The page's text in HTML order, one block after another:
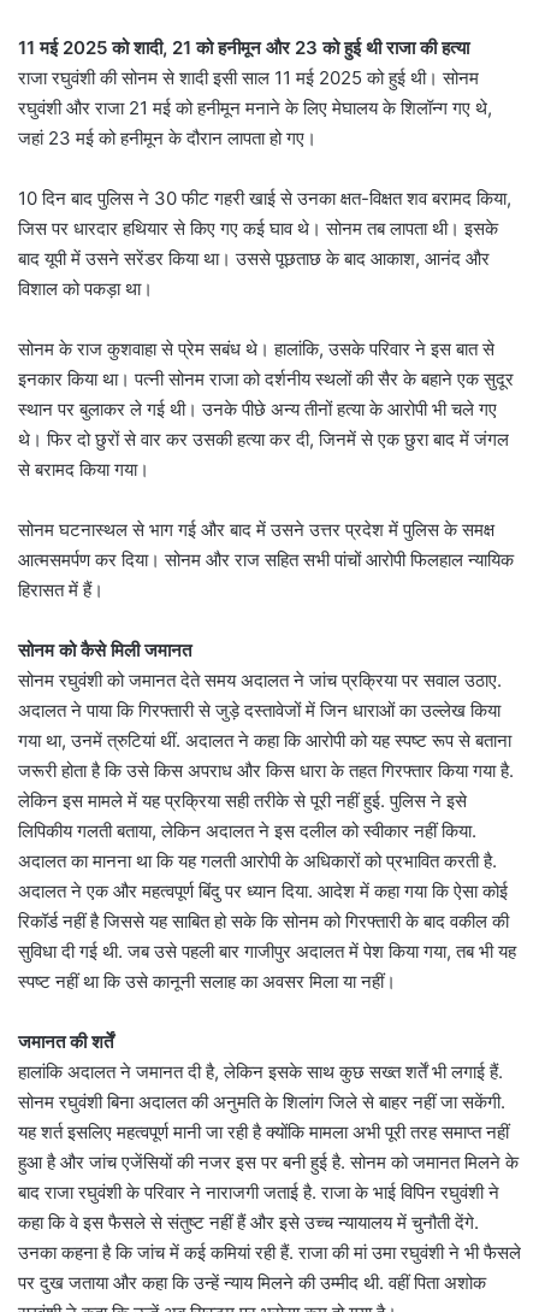
11 मई 2025 को शादी, 21 को हनीमून और 23 को हुई थी राजा की हत्या
राजा रघुवंशी की सोनम से शादी इसी साल 11 मई 2025 को हुई थी। सोनम
रघुवंशी और राजा 21 मई को हनीमून मनाने के लिए मेघालय के शिलॉन्ग गए थे,
जहां 23 मई को हनीमून के दौरान लापता हो गए।
10 दिन बाद पुलिस ने 30 फीट गहरी खाई से उनका क्षत-विक्षत शव बरामद किया,
जिस पर धारदार हथियार से किए गए कई घाव थे। सोनम तब लापता थी। इसके
बाद यूपी में उसने सरेंडर किया था। उससे पूछताछ के बाद आकाश, आनंद और
विशाल को पकड़ा था।
सोनम के राज कुशवाहा से प्रेम सबंध थे। हालांकि, उसके परिवार ने इस बात से
इनकार किया था। पत्नी सोनम राजा को दर्शनीय स्थलों की सैर के बहाने एक सुदूर
स्थान पर बुलाकर ले गई थी। उनके पीछे अन्य तीनों हत्या के आरोपी भी चले गए
थे। फिर दो छुरों से वार कर उसकी हत्या कर दी, जिनमें से एक छुरा बाद में जंगल
से बरामद किया गया।
सोनम घटनास्थल से भाग गई और बाद में उसने उत्तर प्रदेश में पुलिस के समक्ष
आत्मसमर्पण कर दिया। सोनम और राज सहित सभी पांचों आरोपी फिलहाल न्यायिक
हिरासत में हैं।
सोनम को कैसे मिली जमानत
सोनम रघुवंशी को जमानत देते समय अदालत ने जांच प्रक्रिया पर सवाल उठाए.
अदालत ने पाया कि गिरफ्तारी से जुड़े दस्तावेजों में जिन धाराओं का उल्लेख किया
गया था, उनमें त्रुटियां थीं. अदालत ने कहा कि आरोपी को यह स्पष्ट रूप से बताना
जरूरी होता है कि उसे किस अपराध और किस धारा के तहत गिरफ्तार किया गया है.
लेकिन इस मामले में यह प्रक्रिया सही तरीके से पूरी नहीं हुई. पुलिस ने इसे
लिपिकीय गलती बताया, लेकिन अदालत ने इस दलील को स्वीकार नहीं किया.
अदालत का मानना था कि यह गलती आरोपी के अधिकारों को प्रभावित करती है.
अदालत ने एक और महत्वपूर्ण बिंदु पर ध्यान दिया. आदेश में कहा गया कि ऐसा कोई
रिकॉर्ड नहीं है जिससे यह साबित हो सके कि सोनम को गिरफ्तारी के बाद वकील की
सुविधा दी गई थी. जब उसे पहली बार गाजीपुर अदालत में पेश किया गया, तब भी यह
स्पष्ट नहीं था कि उसे कानूनी सलाह का अवसर मिला या नहीं।
जमानत की शर्तें
हालांकि अदालत ने जमानत दी है, लेकिन इसके साथ कुछ सख्त शर्तें भी लगाई हैं.
सोनम रघुवंशी बिना अदालत की अनुमति के शिलांग जिले से बाहर नहीं जा सकेंगी.
यह शर्त इसलिए महत्वपूर्ण मानी जा रही है क्योंकि मामला अभी पूरी तरह समाप्त नहीं
हुआ है और जांच एजेंसियों की नजर इस पर बनी हुई है. सोनम को जमानत मिलने के
बाद राजा रघुवंशी के परिवार ने नाराजगी जताई है. राजा के भाई विपिन रघुवंशी ने
कहा कि वे इस फैसले से संतुष्ट नहीं हैं और इसे उच्च न्यायालय में चुनौती देंगे.
उनका कहना है कि जांच में कई कमियां रही हैं. राजा की मां उमा रघुवंशी ने भी फैसले
पर दुख जताया और कहा कि उन्हें न्याय मिलने की उम्मीद थी. वहीं पिता अशोक